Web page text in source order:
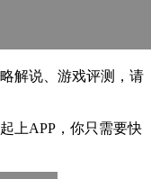
解说、游戏评测，请
上APP，你只需要快